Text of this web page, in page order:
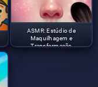
ASMR: Estúdio de
Maquilhagem e
Transformação